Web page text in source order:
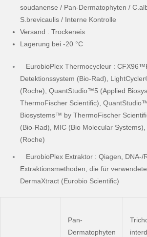
soudanense / Pan-Dermatophyten /
S.brevicaulis / Interne Kontrolle
Versand : Trockeneis
Lagerung bei -20 °C
EurobioPlex Thermocycleur :
Detektionssystem (Bio-Rad),
(Roche), QuantStudio™5 (Applied
ThermoFischer Scientific),
Biosystems™ by ThermoFischer
(Bio-Rad), MIC (Bio Molecular
(Roche)
EurobioPlex Extraktor : Qiagen, DNA-/
Extraktionsmethoden, die für
DermaXtract (Eurobio Scientific)
Pan-
Dermatophyten